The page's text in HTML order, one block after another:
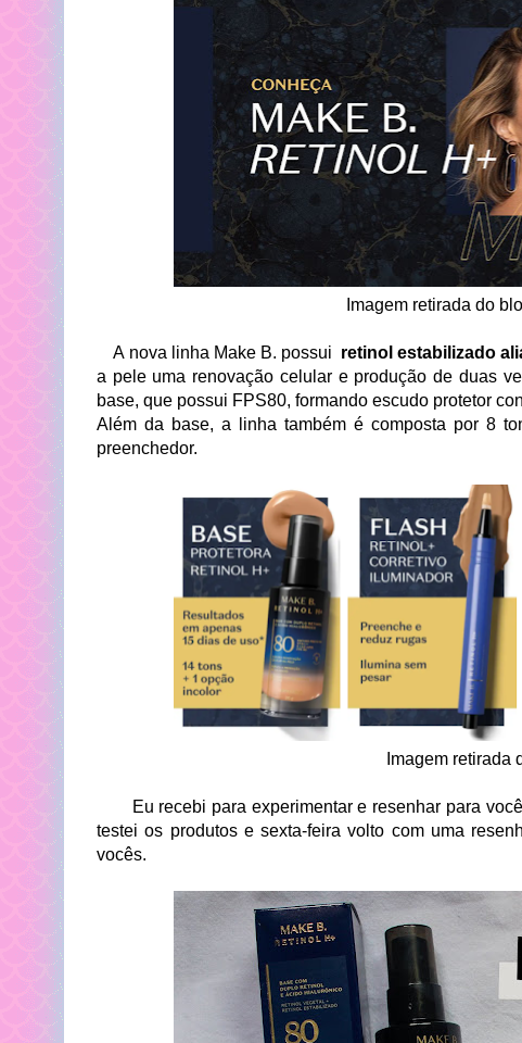
Imagem retirada do
A nova linha Make B. possui retinol estabilizado
a pele uma renovação celular e produção de duas
base, que possui FPS80, formando escudo protetor
Além da base, a linha também é composta por 8
preenchedor.
Imagem retirada
Eu recebi para experimentar e resenhar para
testei os produtos e sexta-feira volto com uma
vocês.